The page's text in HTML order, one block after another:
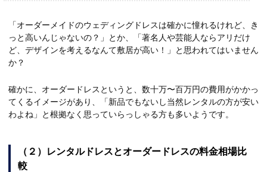
「オーダーメイドのウェディングドレスは確かに憧れるけれど、き
っと高いんじゃないの？」とか、「著名人や芸能人ならアリだけ
ど、デザインを考えるなんて敷居が高い！」と思われてはいません
か？
確かに、オーダードレスというと、数十万〜百万円の費用がかかっ
てくるイメージがあり、「新品でもないし当然レンタルの方が安い
わよね」と根拠なく思っていらっしゃる方も多いようです。
（２）レンタルドレスとオーダードレスの料金相場比
較